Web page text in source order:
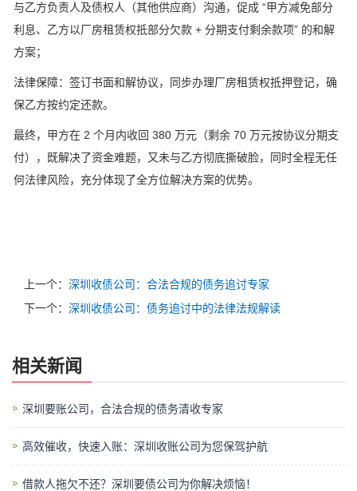
与乙方负责人及债权人（其他供应商）沟通，促成 “甲方减免部分
利息、乙方以厂房租赁权抵部分欠款 + 分期支付剩余款项” 的和解
方案；
法律保障：签订书面和解协议，同步办理厂房租赁权抵押登记，确
保乙方按约定还款。
最终，甲方在 2 个月内收回 380 万元（剩余 70 万元按协议分期支
付），既解决了资金难题，又未与乙方彻底撕破脸，同时全程无任
何法律风险，充分体现了全方位解决方案的优势。
上一个： 深圳收债公司：合法合规的债务追讨专家
下一个： 深圳收债公司：债务追讨中的法律法规解读
相关新闻
深圳要账公司，合法合规的债务清收专家
高效催收，快速入账：深圳收账公司为您保驾护航
借款人拖欠不还？深圳要债公司为你解决烦恼！